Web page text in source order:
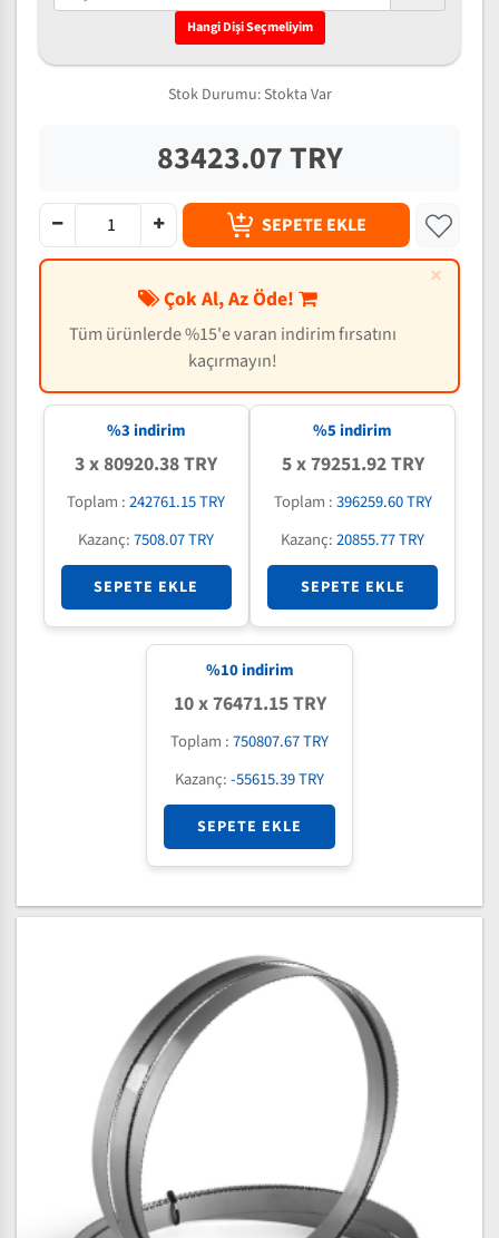
Hangi Dişi Seçmeliyim
Stok Durumu: Stokta Var
83423.07 TRY
SEPETE EKLE
×
Çok Al, Az Öde!
Tüm ürünlerde %15'e varan indirim fırsatını
kaçırmayın!
%3 indirim
3 x 80920.38 TRY
Toplam :242761.15 TRY
Kazanç:7508.07 TRY
SEPETE EKLE
%5 indirim
5 x 79251.92 TRY
Toplam :396259.60 TRY
Kazanç:20855.77 TRY
SEPETE EKLE
%10indirim
10 x 76471.15 TRY
Toplam :750807.67 TRY
Kazanç:-55615.39 TRY
SEPETE EKLE